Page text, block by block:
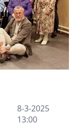
8-3-2025
13:00